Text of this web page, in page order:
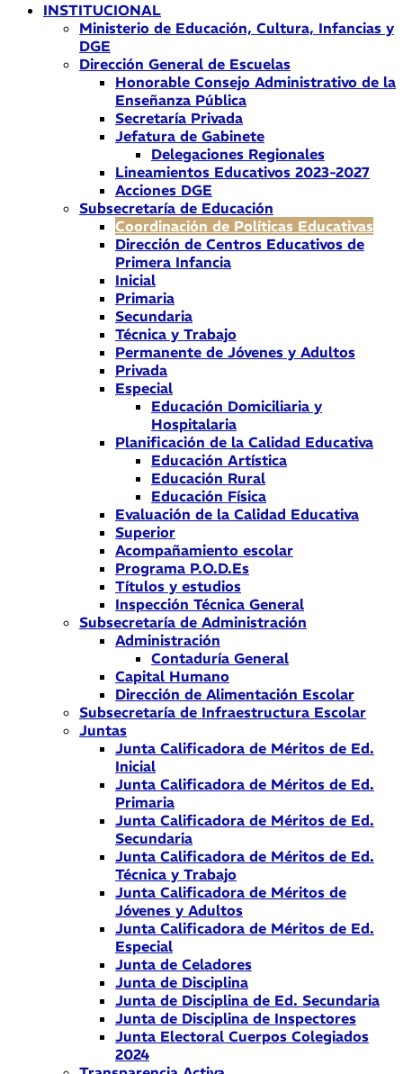
INSTITUCIONAL
Ministerio de Educación, Cultura, Infancias y
DGE
Dirección General de Escuelas
Honorable Consejo Administrativo de la
Enseñanza Pública
Secretaría Privada
Jefatura de Gabinete
Delegaciones Regionales
Lineamientos Educativos 2023-2027
Acciones DGE
Subsecretaría de Educación
Coordinación de Políticas Educativas
Dirección de Centros Educativos de
Primera Infancia
Inicial
Primaria
Secundaria
Técnica y Trabajo
Permanente de Jóvenes y Adultos
Privada
Especial
Educación Domiciliaria y
Hospitalaria
Planificación de la Calidad Educativa
Educación Artística
Educación Rural
Educación Física
Evaluación de la Calidad Educativa
Superior
Acompañamiento escolar
Programa P.O.D.Es
Títulos y estudios
Inspección Técnica General
Subsecretaría de Administración
Administración
Contaduría General
Capital Humano
Dirección de Alimentación Escolar
Subsecretaría de Infraestructura Escolar
Juntas
Junta Calificadora de Méritos de Ed.
Inicial
Junta Calificadora de Méritos de Ed.
Primaria
Junta Calificadora de Méritos de Ed.
Secundaria
Junta Calificadora de Méritos de Ed.
Técnica y Trabajo
Junta Calificadora de Méritos de
Jóvenes y Adultos
Junta Calificadora de Méritos de Ed.
Especial
Junta de Celadores
Junta de Disciplina
Junta de Disciplina de Ed. Secundaria
Junta de Disciplina de Inspectores
Junta Electoral Cuerpos Colegiados
2024